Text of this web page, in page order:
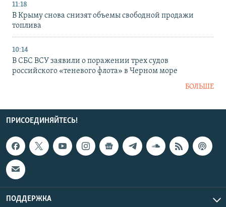
11:18
В Крыму снова снизят объемы свободной продажи
топлива
10:14
В СБС ВСУ заявили о поражении трех судов
российского «теневого флота» в Черном море
БОЛЬШЕ
ПРИСОЕДИНЯЙТЕСЬ!
ПОДДЕРЖКА